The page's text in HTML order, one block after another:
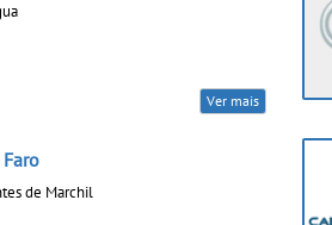
Ver mais
de Marchil